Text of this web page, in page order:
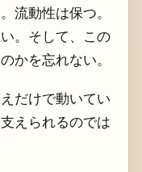
流動性は保つ。
。そして、この
かを忘れない。
だけで動いてい
えられるのでは